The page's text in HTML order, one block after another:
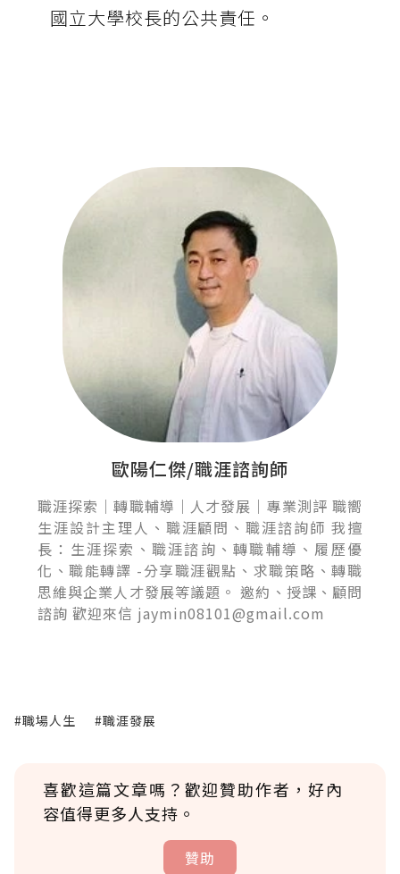
國立大學校長的公共責任。
歐陽仁傑/職涯諮詢師
職涯探索｜轉職輔導｜人才發展｜專業測評 職嚮
生涯設計主理人、職涯顧問、職涯諮詢師 我擅
長：生涯探索、職涯諮詢、轉職輔導、履歷優
化、職能轉譯 -分享職涯觀點、求職策略、轉職
思維與企業人才發展等議題。 邀約、授課、顧問
諮詢 歡迎來信 jaymin08101@gmail.com
#職場人生 #職涯發展
喜歡這篇文章嗎？歡迎贊助作者，好內
容值得更多人支持。
贊助